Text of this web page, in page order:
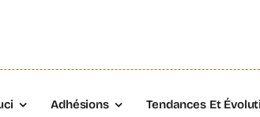
Adhésions Tendances Et